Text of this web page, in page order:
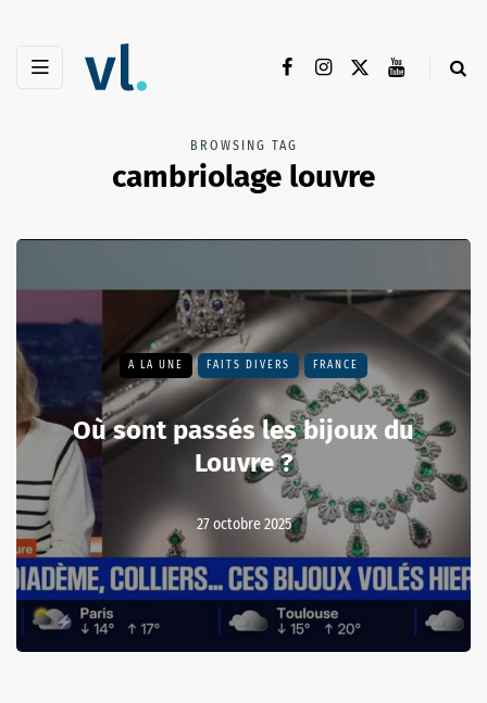
BROWSING TAG
cambriolage louvre
A LA UNE FAITS DIVERS FRANCE
Où sont passés les bijoux du
Louvre ?
27 octobre 2025